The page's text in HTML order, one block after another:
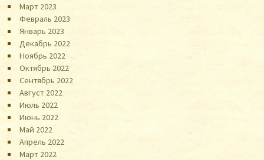
Март 2023
Февраль 2023
Январь 2023
Декабрь 2022
Ноябрь 2022
Октябрь 2022
Сентябрь 2022
Август 2022
Июль 2022
Июнь 2022
Май 2022
Апрель 2022
Март 2022